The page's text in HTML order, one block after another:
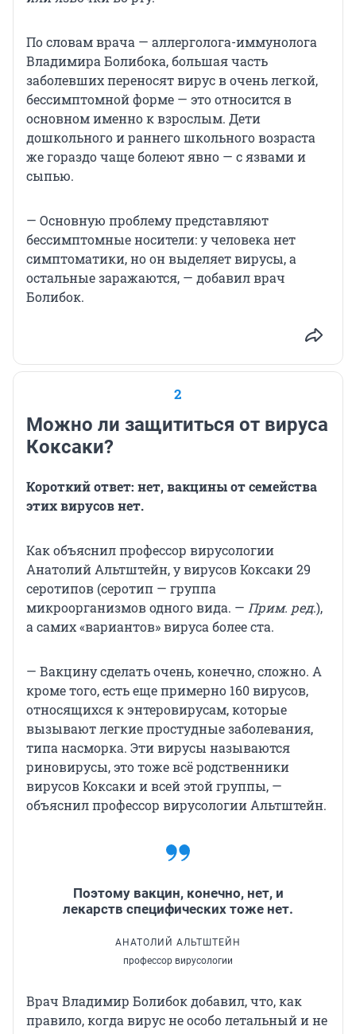
По словам врача — аллерголога-иммунолога
Владимира Болибока, большая часть
заболевших переносят вирус в очень легкой,
бессимптомной форме — это относится в
основном именно к взрослым. Дети
дошкольного и раннего школьного возраста
же гораздо чаще болеют явно — с язвами и
сыпью.
— Основную проблему представляют
бессимптомные носители: у человека нет
симптоматики, но он выделяет вирусы, а
остальные заражаются, — добавил врач
Болибок.
2
Можно ли защититься от вируса
Коксаки?
Короткий ответ: нет, вакцины от семейства
этих вирусов нет.
Как объяснил профессор вирусологии
Анатолий Альтштейн, у вирусов Коксаки 29
серотипов (серотип — группа
микроорганизмов одного вида. — Прим. ред.),
а самих «вариантов» вируса более ста.
— Вакцину сделать очень, конечно, сложно. А
кроме того, есть еще примерно 160 вирусов,
относящихся к энтеровирусам, которые
вызывают легкие простудные заболевания,
типа насморка. Эти вирусы называются
риновирусы, это тоже всё родственники
вирусов Коксаки и всей этой группы, —
объяснил профессор вирусологии Альтштейн.
Поэтому вакцин, конечно, нет, и
лекарств специфических тоже нет.
АНАТОЛИЙ АЛЬТШТЕЙН
профессор вирусологии
Врач Владимир Болибок добавил, что, как
правило, когда вирус не особо летальный и не